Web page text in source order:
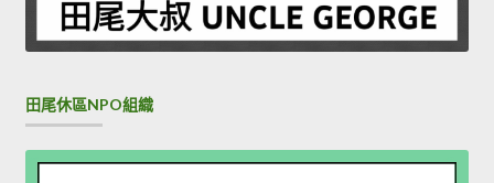
田尾休區NPO組織